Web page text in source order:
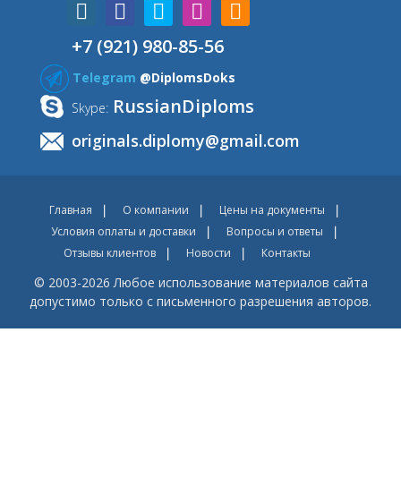
+7 (921) 980-85-56
Telegram @DiplomsDoks
Skype: RussianDiploms
originals.diplomy@gmail.com
Главная О компании
Цены на документы
Условия оплаты и доставки
Вопросы и ответы
Отзывы клиентов
Новости Контакты
© 2003-2026 Любое использование материалов сайта
допустимо только с письменного разрешения авторов.